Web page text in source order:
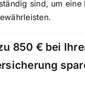
sind, um
850 € bei